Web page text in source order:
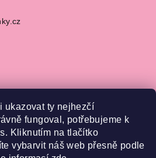
ukazovat ty nejhezčí
fungoval, potřebujeme k
Kliknutím na tlačítko
vybarvit náš web přesně podle